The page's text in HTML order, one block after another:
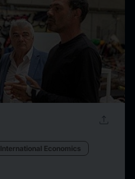
upload
International Economics